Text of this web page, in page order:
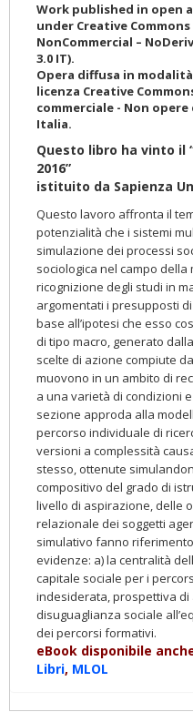
Work published in open
under Creative
NonCommercial –
3.0 IT).
Opera diffusa in
licenza Creative
commerciale - Non opere
Italia.
Questo libro ha vinto il
2016”
istituito da Sapienza
Questo lavoro affronta il
potenzialità che i sistemi
simulazione dei processi
sociologica nel campo
ricognizione degli studi in
argomentati i presupposti
base all’ipotesi che esso
di tipo macro, generato
scelte di azione compiute
muovono in un ambito di
a una varietà di condizioni
sezione approda alla
percorso individuale di
versioni a complessità
stesso, ottenute
compositivo del grado di
livello di aspirazione, delle
relazionale dei soggetti
simulativo fanno
evidenze: a) la centralità
capitale sociale per i
indesiderata, prospettiva di
disuguaglianza sociale
dei percorsi formativi.
eBook disponibile
Libri, MLOL